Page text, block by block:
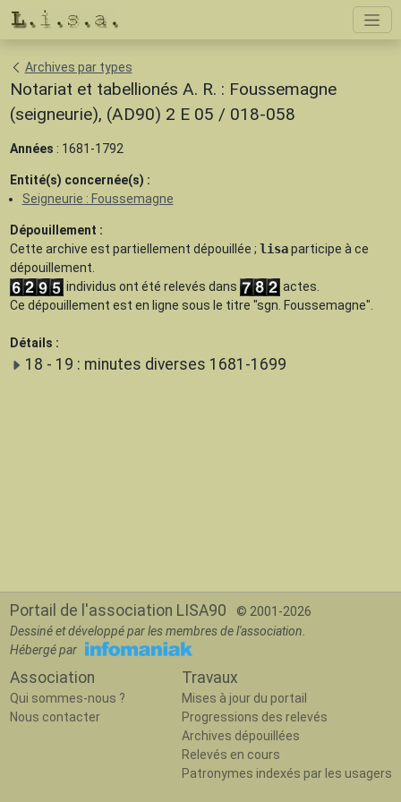
Archives par types
Notariat et tabellionés A. R. : Foussemagne
(seigneurie), (AD90) 2 E 05 / 018-058
Années : 1681-1792
Entité(s) concernée(s) :
Seigneurie : Foussemagne
Dépouillement :
Cette archive est partiellement dépouillée ; lisaparticipe à ce
dépouillement.
individus ont été relevés dans
actes.
Ce dépouillement est en ligne sous le titre "sgn. Foussemagne".
Détails :
18 - 19 : minutes diverses 1681-1699
Portail de l'association LISA90
© 2001-2026
Dessiné et développé par les membres de l'association.
Hébergé par
Association
Qui sommes-nous ?
Nous contacter
Travaux
Mises à jour du portail
Progressions des relevés
Archives dépouillées
Relevés en cours
Patronymes indexés par les usagers